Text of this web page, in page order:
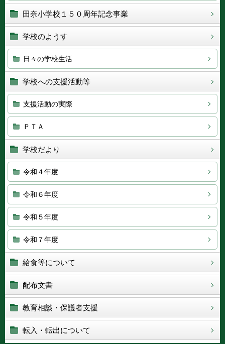
田奈小学校１５０周年記念事業
学校のようす
日々の学校生活
学校への支援活動等
支援活動の実際
ＰＴＡ
学校だより
令和４年度
令和６年度
令和５年度
令和７年度
給食等について
配布文書
教育相談・保護者支援
転入・転出について